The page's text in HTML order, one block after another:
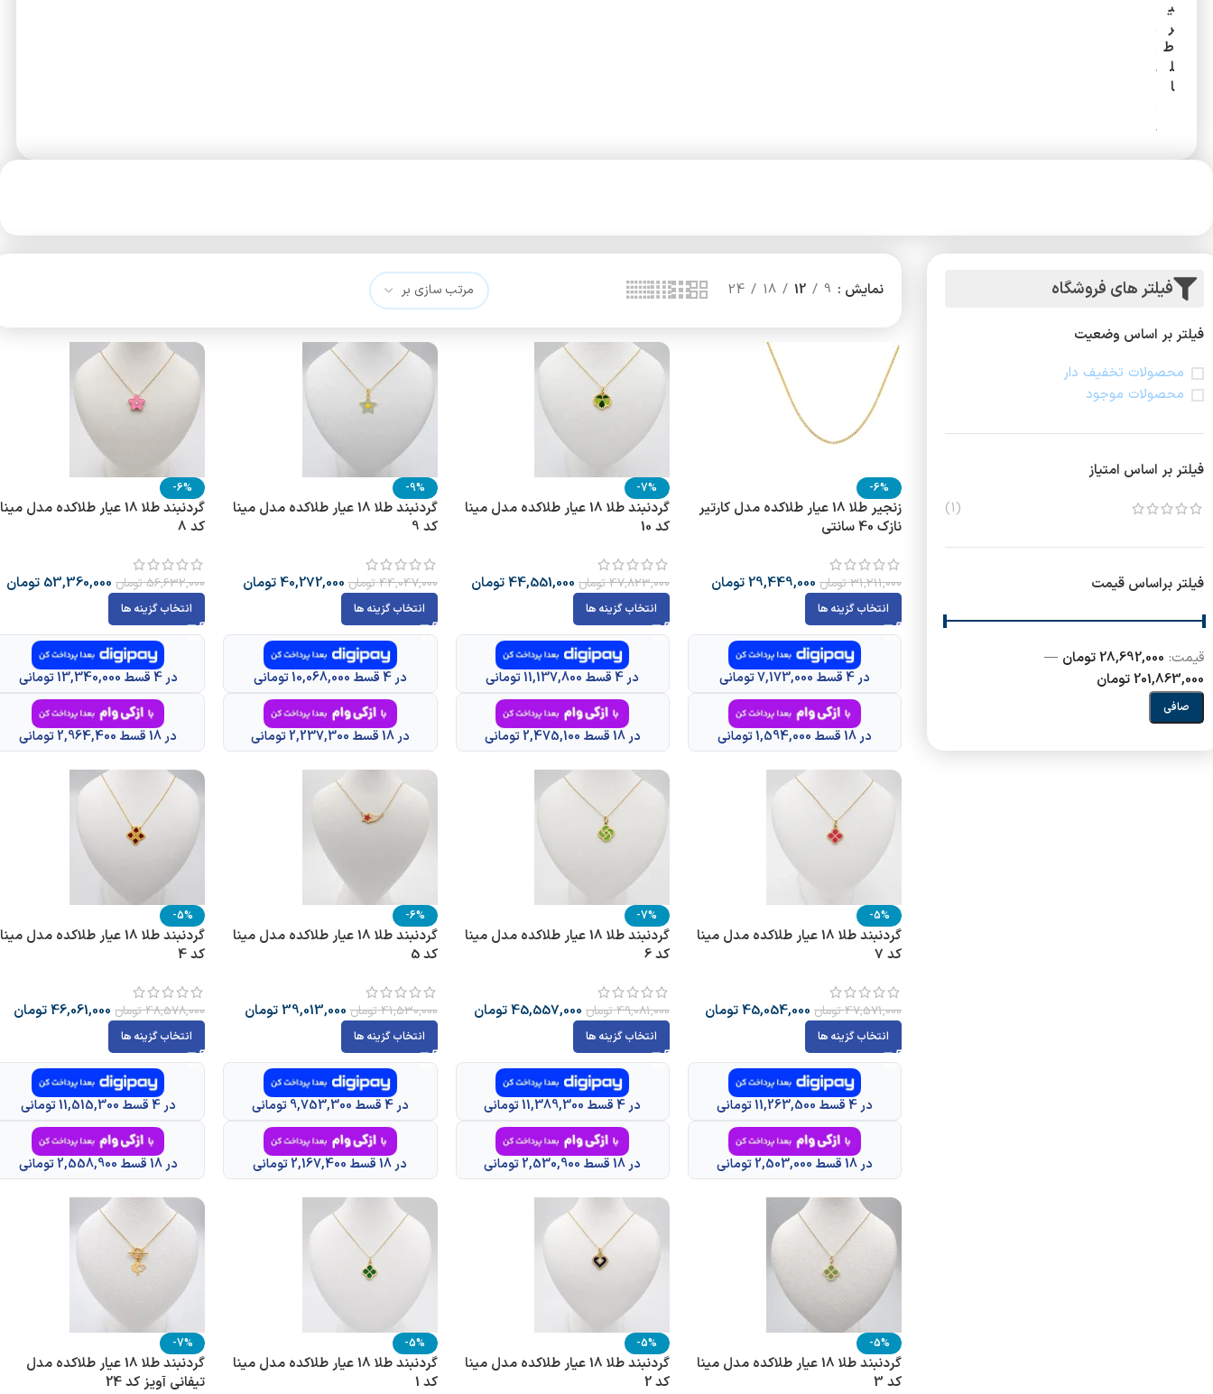
ی
ر
ط
ل
ا
طلاطلا
فیلتر های فروشگاه
فیلتر بر اساس وضعیت
محصولات تخفیف دار
محصولات موجود
فیلتر بر اساس امتیاز
(1)
فیلتر براساس قیمت
صافی
قيمت: 28,692,000 تومان
—
201,863,000 تومان
نمایش 9
12
18
24
-6%
زنجیر طلا 18 عیار طلاکده مدل کارتیر
نازک 40 سانتی
31,211,000تومان 29,449,000تومان
انتخاب گزینه ها
در 4 قسط 7,173,000 تومانی
در 18 قسط 1,594,000 تومانی
-7%
گردنبند طلا 18 عیار طلاکده مدل مینا
کد 10
47,823,000تومان 44,551,000تومان
انتخاب گزینه ها
در 4 قسط 11,137,800 تومانی
در 18 قسط 2,475,100 تومانی
-9%
گردنبند طلا 18 عیار طلاکده مدل مینا
کد 9
44,047,000تومان 40,272,000تومان
انتخاب گزینه ها
در 4 قسط 10,068,000 تومانی
در 18 قسط 2,237,300 تومانی
-6%
گردنبند طلا 18 عیار طلاکده مدل مینا
کد 8
56,632,000تومان 53,360,000 تومان
انتخاب گزینه ها
در 4 قسط 13,340,000 تومانی
در 18 قسط 2,964,400 تومانی
-5%
گردنبند طلا 18 عیار طلاکده مدل مینا
کد 7
47,571,000تومان 45,054,000تومان
انتخاب گزینه ها
در 4 قسط 11,263,500 تومانی
در 18 قسط 2,503,000 تومانی
-7%
گردنبند طلا 18 عیار طلاکده مدل مینا
کد 6
49,081,000تومان 45,557,000تومان
انتخاب گزینه ها
در 4 قسط 11,389,300 تومانی
در 18 قسط 2,530,900 تومانی
-6%
گردنبند طلا 18 عیار طلاکده مدل مینا
کد 5
41,530,000تومان 39,013,000تومان
انتخاب گزینه ها
در 4 قسط 9,753,300 تومانی
در 18 قسط 2,167,400 تومانی
-5%
گردنبند طلا 18 عیار طلاکده مدل مینا
کد 4
48,578,000تومان 46,061,000تومان
انتخاب گزینه ها
در 4 قسط 11,515,300 تومانی
در 18 قسط 2,558,900 تومانی
-5%
گردنبند طلا 18 عیار طلاکده مدل مینا
کد 3
-5%
گردنبند طلا 18 عیار طلاکده مدل مینا
کد 2
-5%
گردنبند طلا 18 عیار طلاکده مدل مینا
کد 1
-7%
گردنبند طلا 18 عیار طلاکده مدل
تیفانی آویز کد 24